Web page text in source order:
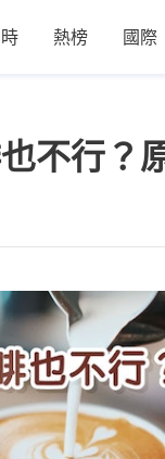
熱榜 國際
不行